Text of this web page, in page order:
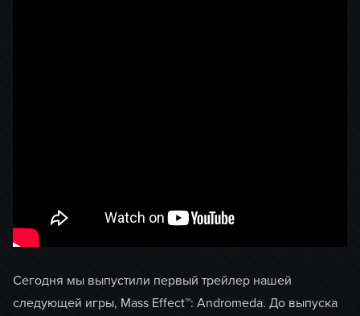
Сегодня мы выпустили первый трейлер нашей
следующей игры, Mass Effect™: Andromeda. До выпуска